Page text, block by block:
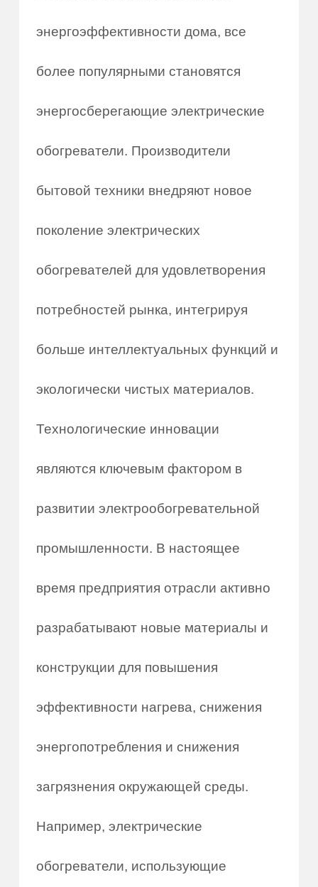
энергоэффективности дома, все
более популярными становятся
энергосберегающие электрические
обогреватели. Производители
бытовой техники внедряют новое
поколение электрических
обогревателей для удовлетворения
потребностей рынка, интегрируя
больше интеллектуальных функций и
экологически чистых материалов.
Технологические инновации
являются ключевым фактором в
развитии электрообогревательной
промышленности. В настоящее
время предприятия отрасли активно
разрабатывают новые материалы и
конструкции для повышения
эффективности нагрева, снижения
энергопотребления и снижения
загрязнения окружающей среды.
Например, электрические
обогреватели, использующие